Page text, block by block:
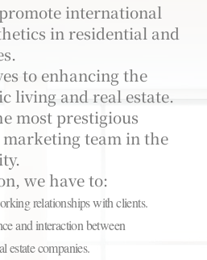
international
in residential and
to enhancing the
living and real estate.
most prestigious
team in the
we have to:
relationships with clients.
and interaction between
estate companies.